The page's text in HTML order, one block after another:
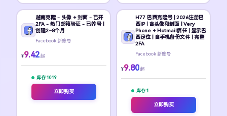
越南克隆 - 头像 + 封面 - 已开
2FA - 热门邮箱验证 - 已养号 |
创建2~8个月
Facebook 新账号
¥9.42 起
库存 1019
立即购买
H77 巴西克隆号 | 2026注册巴
西IP | 含头像和封面 | Very
Phone + Hotmail信任 | 显示巴
西定位 | 含手机备份文件 | 完整
2FA
Facebook 新账号
¥9.80 起
库存 1
立即购买